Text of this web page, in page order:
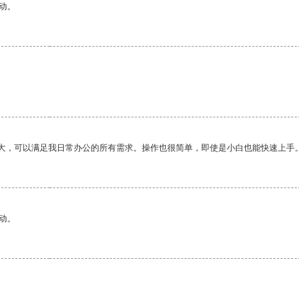
。
可以满足我日常办公的所有需求。操作也很简单，即使是小白也能快速上手。
。